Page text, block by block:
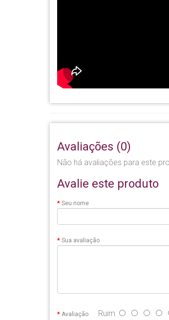
Avaliações (0)
Não há avaliações para este
Avalie este produto
Seu nome
Sua avaliação
Avaliação Ruim